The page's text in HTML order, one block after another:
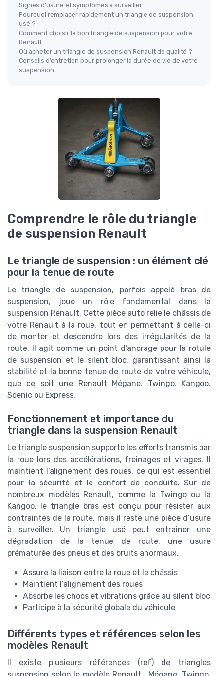
Signes d’usure et symptômes à surveiller
Pourquoi remplacer rapidement un triangle de suspension
usé ?
Comment choisir le bon triangle de suspension pour votre
Renault
Où acheter un triangle de suspension Renault de qualité ?
Conseils d’entretien pour prolonger la durée de vie de votre
suspension
Comprendre le rôle du triangle
de suspension Renault
Le triangle de suspension : un élément clé
pour la tenue de route
Le triangle de suspension, parfois appelé bras de
suspension, joue un rôle fondamental dans la
suspension Renault. Cette pièce auto relie le châssis de
votre Renault à la roue, tout en permettant à celle-ci
de monter et descendre lors des irrégularités de la
route. Il agit comme un point d’ancrage pour la rotule
de suspension et le silent bloc, garantissant ainsi la
stabilité et la bonne tenue de route de votre véhicule,
que ce soit une Renault Mégane, Twingo, Kangoo,
Scenic ou Express.
Fonctionnement et importance du
triangle dans la suspension Renault
Le triangle suspension supporte les efforts transmis par
la roue lors des accélérations, freinages et virages. Il
maintient l’alignement des roues, ce qui est essentiel
pour la sécurité et le confort de conduite. Sur de
nombreux modèles Renault, comme la Twingo ou la
Kangoo, le triangle bras est conçu pour résister aux
contraintes de la route, mais il reste une pièce d’usure
à surveiller. Un triangle usé peut entraîner une
dégradation de la tenue de route, une usure
prématurée des pneus et des bruits anormaux.
Assure la liaison entre la roue et le châssis
Maintient l’alignement des roues
Absorbe les chocs et vibrations grâce au silent bloc
Participe à la sécurité globale du véhicule
Différents types et références selon les
modèles Renault
Il existe plusieurs références (ref) de triangles